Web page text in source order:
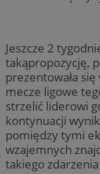
Jeszcze 2
takąpropozycję,
prezentowała
mecze ligowe
strzelić liderowi
kontynuacji
pomiędzy tymi
wzajemnych
takiego